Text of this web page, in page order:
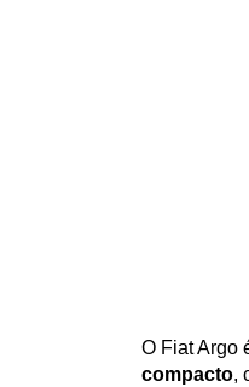
O Fiat Argo
compacto,